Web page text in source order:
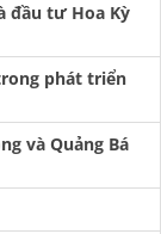
đầu tư Hoa Kỳ
phát triển
và Quảng Bá